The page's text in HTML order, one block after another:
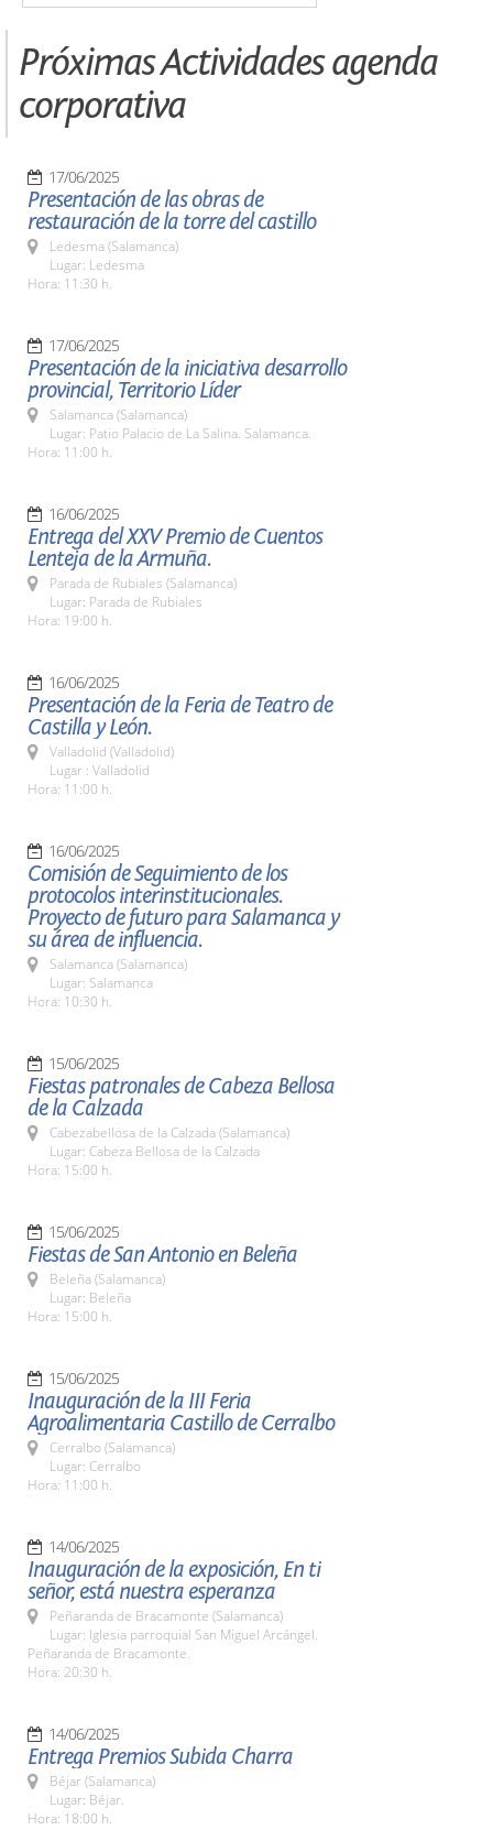
Próximas Actividades agenda
corporativa
17/06/2025
Presentación de las obras de
restauración de la torre del castillo
Ledesma (Salamanca)
Lugar: Ledesma
Hora: 11:30 h.
17/06/2025
Presentación de la iniciativa desarrollo
provincial, Territorio Líder
Salamanca (Salamanca)
Lugar: Patio Palacio de La Salina. Salamanca.
Hora: 11:00 h.
16/06/2025
Entrega del XXV Premio de Cuentos
Lenteja de la Armuña.
Parada de Rubiales (Salamanca)
Lugar: Parada de Rubiales
Hora: 19:00 h.
16/06/2025
Presentación de la Feria de Teatro de
Castilla y León.
Valladolid (Valladolid)
Lugar : Valladolid
Hora: 11:00 h.
16/06/2025
Comisión de Seguimiento de los
protocolos interinstitucionales.
Proyecto de futuro para Salamanca y
su área de influencia.
Salamanca (Salamanca)
Lugar: Salamanca
Hora: 10:30 h.
15/06/2025
Fiestas patronales de Cabeza Bellosa
de la Calzada
Cabezabellosa de la Calzada (Salamanca)
Lugar: Cabeza Bellosa de la Calzada
Hora: 15:00 h.
15/06/2025
Fiestas de San Antonio en Beleña
Beleña (Salamanca)
Lugar: Beleña
Hora: 15:00 h.
15/06/2025
Inauguración de la III Feria
Agroalimentaria Castillo de Cerralbo
Cerralbo (Salamanca)
Lugar: Cerralbo
Hora: 11:00 h.
14/06/2025
Inauguración de la exposición, En ti
señor, está nuestra esperanza
Peñaranda de Bracamonte (Salamanca)
Lugar: Iglesia parroquial San Miguel Arcángel.
Peñaranda de Bracamonte.
Hora: 20:30 h.
14/06/2025
Entrega Premios Subida Charra
Béjar (Salamanca)
Lugar: Béjar.
Hora: 18:00 h.